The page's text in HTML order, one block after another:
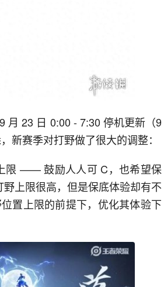
月 23 日 0:00 - 7:30 停机更新（9
新赛季对打野做了很大的调整：
限 —— 鼓励人人可 C，也希望保
上限很高，但是保底体验却有不
置上限的前提下，优化其体验下